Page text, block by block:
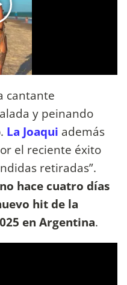
cantante
y peinando
La Joaqui además
el reciente éxito
retiradas”.
hace cuatro días
hit de la
en Argentina.